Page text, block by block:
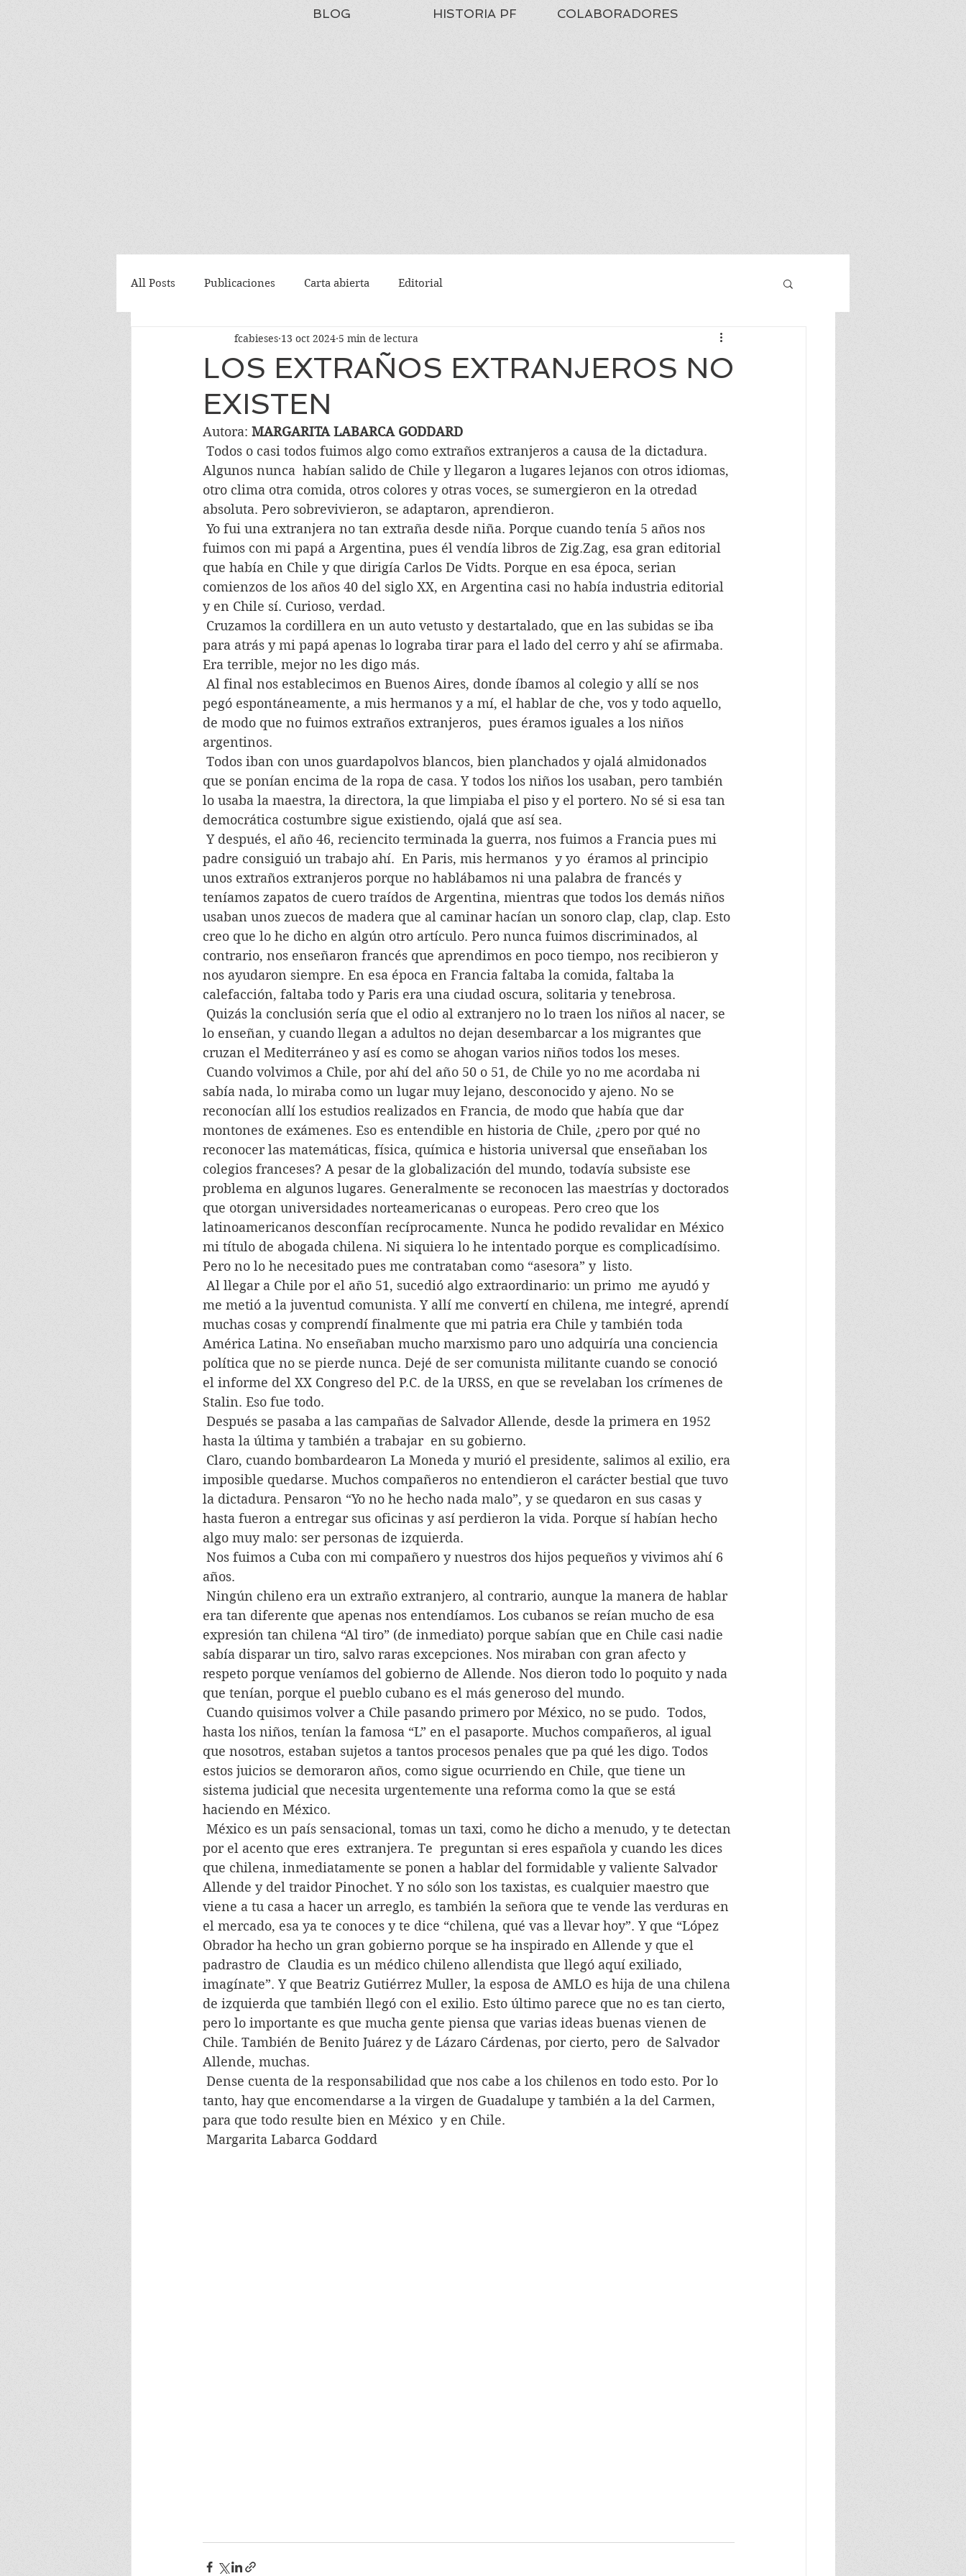
BLOG HISTORIA PF COLABORADORES
All Posts Publicaciones Carta abierta Editorial
LOS EXTRAÑOS EXTRANJEROS NO
EXISTEN
fcabieses 13 oct 2024 5 min de lectura
Autora: MARGARITA LABARCA GODDARD
Algunos nunca  habían salido de Chile y llegaron a lugares lejanos con otros idiomas,
otro clima otra comida, otros colores y otras voces, se sumergieron en la otredad
absoluta. Pero sobrevivieron, se adaptaron, aprendieron.
fuimos con mi papá a Argentina, pues él vendía libros de Zig.Zag, esa gran editorial
que había en Chile y que dirigía Carlos De Vidts. Porque en esa época, serian
comienzos de los años 40 del siglo XX, en Argentina casi no había industria editorial
y en Chile sí. Curioso, verdad.
para atrás y mi papá apenas lo lograba tirar para el lado del cerro y ahí se afirmaba.
Era terrible, mejor no les digo más.
pegó espontáneamente, a mis hermanos y a mí, el hablar de che, vos y todo aquello,
de modo que no fuimos extraños extranjeros,  pues éramos iguales a los niños
argentinos.
que se ponían encima de la ropa de casa. Y todos los niños los usaban, pero también
lo usaba la maestra, la directora, la que limpiaba el piso y el portero. No sé si esa tan
democrática costumbre sigue existiendo, ojalá que así sea.
padre consiguió un trabajo ahí.  En Paris, mis hermanos  y yo  éramos al principio
unos extraños extranjeros porque no hablábamos ni una palabra de francés y
teníamos zapatos de cuero traídos de Argentina, mientras que todos los demás niños
usaban unos zuecos de madera que al caminar hacían un sonoro clap, clap, clap. Esto
creo que lo he dicho en algún otro artículo. Pero nunca fuimos discriminados, al
contrario, nos enseñaron francés que aprendimos en poco tiempo, nos recibieron y
nos ayudaron siempre. En esa época en Francia faltaba la comida, faltaba la
calefacción, faltaba todo y Paris era una ciudad oscura, solitaria y tenebrosa.
lo enseñan, y cuando llegan a adultos no dejan desembarcar a los migrantes que
cruzan el Mediterráneo y así es como se ahogan varios niños todos los meses.
sabía nada, lo miraba como un lugar muy lejano, desconocido y ajeno. No se
reconocían allí los estudios realizados en Francia, de modo que había que dar
montones de exámenes. Eso es entendible en historia de Chile, ¿pero por qué no
reconocer las matemáticas, física, química e historia universal que enseñaban los
colegios franceses? A pesar de la globalización del mundo, todavía subsiste ese
problema en algunos lugares. Generalmente se reconocen las maestrías y doctorados
que otorgan universidades norteamericanas o europeas. Pero creo que los
latinoamericanos desconfían recíprocamente. Nunca he podido revalidar en México
mi título de abogada chilena. Ni siquiera lo he intentado porque es complicadísimo.
Pero no lo he necesitado pues me contrataban como “asesora” y  listo.
me metió a la juventud comunista. Y allí me convertí en chilena, me integré, aprendí
muchas cosas y comprendí finalmente que mi patria era Chile y también toda
América Latina. No enseñaban mucho marxismo paro uno adquiría una conciencia
política que no se pierde nunca. Dejé de ser comunista militante cuando se conoció
el informe del XX Congreso del P.C. de la URSS, en que se revelaban los crímenes de
Stalin. Eso fue todo.
hasta la última y también a trabajar  en su gobierno.
imposible quedarse. Muchos compañeros no entendieron el carácter bestial que tuvo
la dictadura. Pensaron “Yo no he hecho nada malo”, y se quedaron en sus casas y
hasta fueron a entregar sus oficinas y así perdieron la vida. Porque sí habían hecho
algo muy malo: ser personas de izquierda.
años.
era tan diferente que apenas nos entendíamos. Los cubanos se reían mucho de esa
expresión tan chilena “Al tiro” (de inmediato) porque sabían que en Chile casi nadie
sabía disparar un tiro, salvo raras excepciones. Nos miraban con gran afecto y
respeto porque veníamos del gobierno de Allende. Nos dieron todo lo poquito y nada
que tenían, porque el pueblo cubano es el más generoso del mundo.
hasta los niños, tenían la famosa “L” en el pasaporte. Muchos compañeros, al igual
que nosotros, estaban sujetos a tantos procesos penales que pa qué les digo. Todos
estos juicios se demoraron años, como sigue ocurriendo en Chile, que tiene un
sistema judicial que necesita urgentemente una reforma como la que se está
haciendo en México.
por el acento que eres  extranjera. Te  preguntan si eres española y cuando les dices
que chilena, inmediatamente se ponen a hablar del formidable y valiente Salvador
Allende y del traidor Pinochet. Y no sólo son los taxistas, es cualquier maestro que
viene a tu casa a hacer un arreglo, es también la señora que te vende las verduras en
el mercado, esa ya te conoces y te dice “chilena, qué vas a llevar hoy”. Y que “López
Obrador ha hecho un gran gobierno porque se ha inspirado en Allende y que el
padrastro de  Claudia es un médico chileno allendista que llegó aquí exiliado,
imagínate”. Y que Beatriz Gutiérrez Muller, la esposa de AMLO es hija de una chilena
de izquierda que también llegó con el exilio. Esto último parece que no es tan cierto,
pero lo importante es que mucha gente piensa que varias ideas buenas vienen de
Chile. También de Benito Juárez y de Lázaro Cárdenas, por cierto, pero  de Salvador
Allende, muchas.
tanto, hay que encomendarse a la virgen de Guadalupe y también a la del Carmen,
para que todo resulte bien en México  y en Chile.
Margarita Labarca Goddard